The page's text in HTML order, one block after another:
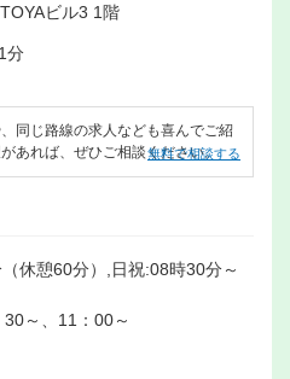
ビル3 1階
分
同じ路線の求人なども喜んでご紹
あれば、ぜひご相談ください。
無料で相談する
休憩60分）,日祝:08時30分～
～、11：00～